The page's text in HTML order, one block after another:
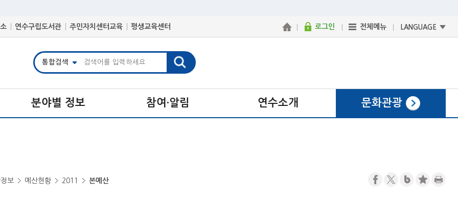
연수구립도서관 주민자치센터교육 평생교육센터 로그인 전체메뉴 LANGUAGE
분야별 정보 참여·알림 연수소개 문화관광
보 예산현황 2011 본예산